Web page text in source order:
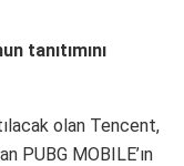
tanıtımını
olan Tencent,
PUBG MOBILE’ın